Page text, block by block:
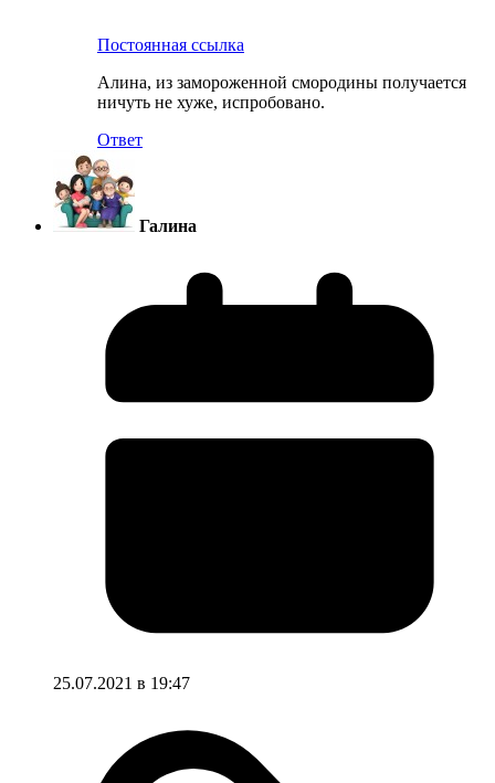
Постоянная ссылка
Алина, из замороженной смородины получается
ничуть не хуже, испробовано.
Ответ
Галина
25.07.2021 в 19:47